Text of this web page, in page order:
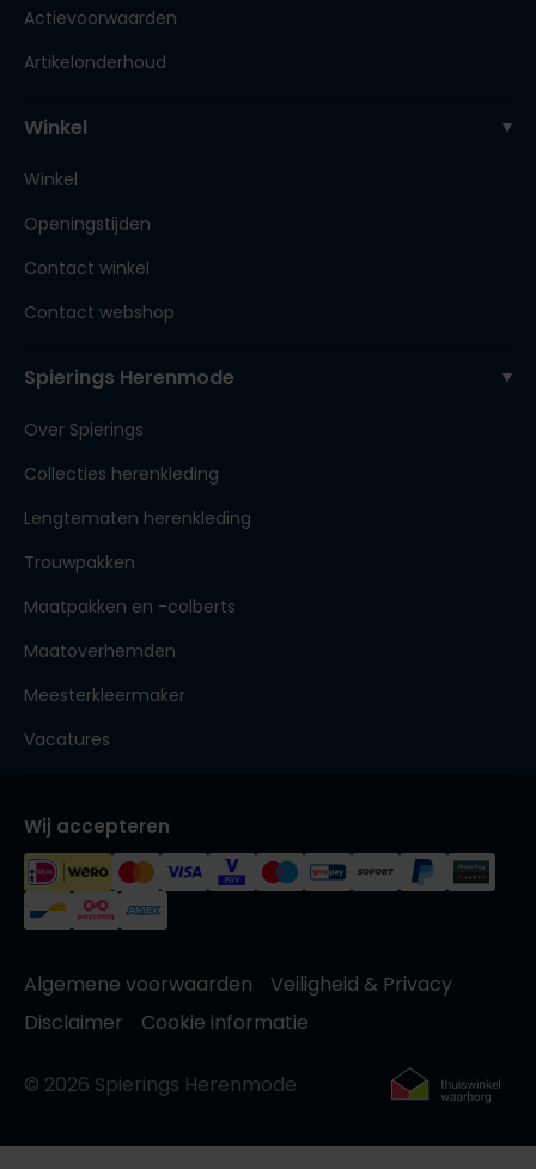
Actievoorwaarden
Artikelonderhoud
Winkel
Winkel
Openingstijden
Contact winkel
Contact webshop
Spierings Herenmode
Over Spierings
Collecties herenkleding
Lengtematen herenkleding
Trouwpakken
Maatpakken en -colberts
Maatoverhemden
Meesterkleermaker
Vacatures
Wij accepteren
Algemene voorwaarden
Veiligheid & Privacy
Disclaimer
Cookie informatie
© 2026 Spierings Herenmode